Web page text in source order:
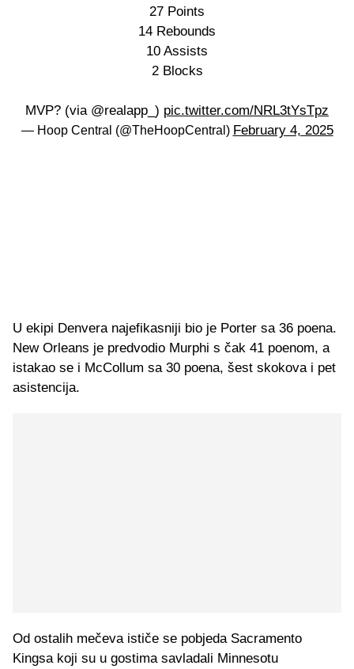
27 Points
14 Rebounds
10 Assists
2 Blocks
MVP? (via @realapp_) pic.twitter.com/NRL3tYsTpz
— Hoop Central (@TheHoopCentral) February 4, 2025
U ekipi Denvera najefikasniji bio je Porter sa 36 poena.
New Orleans je predvodio Murphi s čak 41 poenom, a
istakao se i McCollum sa 30 poena, šest skokova i pet
asistencija.
Od ostalih mečeva ističe se pobjeda Sacramento
Kingsa koji su u gostima savladali Minnesotu